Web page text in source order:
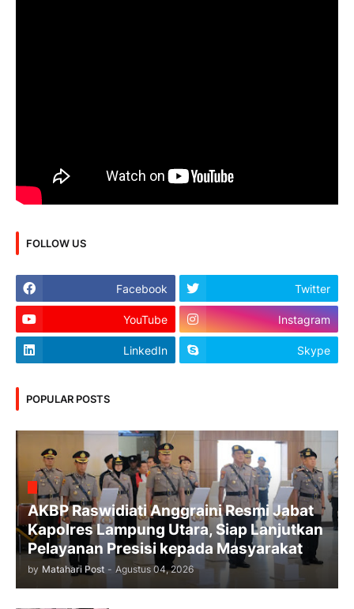
FOLLOW US
Facebook Twitter
YouTube Instagram
LinkedIn Skype
POPULAR POSTS
AKBP Raswidiati Anggraini Resmi Jabat
Kapolres Lampung Utara, Siap Lanjutkan
Pelayanan Presisi kepada Masyarakat
by Matahari Post - Agustus 04, 2026